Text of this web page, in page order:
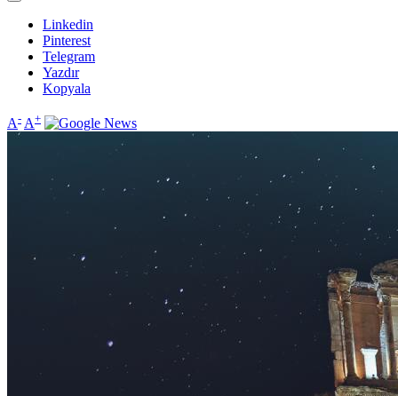
Linkedin
Pinterest
Telegram
Yazdır
Kopyala
A- A+